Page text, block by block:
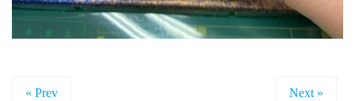
« Prev Next »